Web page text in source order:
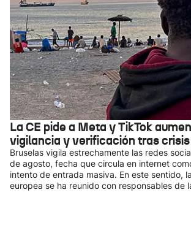
La CE pide a Meta y TikTok
vigilancia y verificación tras crisis
Bruselas vigila estrechamente las redes
de agosto, fecha que circula en internet
intento de entrada masiva. En este sentido,
europea se ha reunido con responsables de